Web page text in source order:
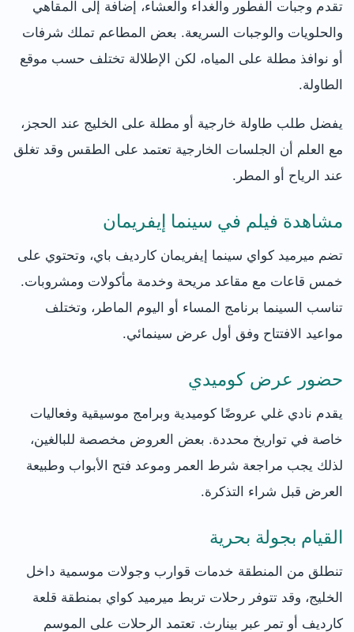
تقدم وجبات الفطور والغداء والعشاء، إضافة إلى المقاهي
والحلويات والوجبات السريعة. بعض المطاعم تملك شرفات
أو نوافذ مطلة على المياه، لكن الإطلالة تختلف حسب موقع
الطاولة.
يفضل طلب طاولة خارجية أو مطلة على الخليج عند الحجز،
مع العلم أن الجلسات الخارجية تعتمد على الطقس وقد تغلق
عند الرياح أو المطر.
مشاهدة فيلم في سينما إيفريمان
تضم ميرميد كواي سينما إيفريمان كارديف باي، وتحتوي على
خمس قاعات مع مقاعد مريحة وخدمة مأكولات ومشروبات.
تناسب السينما برنامج المساء أو اليوم الماطر، وتختلف
مواعيد الافتتاح وفق أول عرض سينمائي.
حضور عرض كوميدي
يقدم نادي غلي عروضًا كوميدية وبرامج موسيقية وفعاليات
خاصة في تواريخ محددة. بعض العروض مخصصة للبالغين،
لذلك يجب مراجعة شرط العمر وموعد فتح الأبواب وطبيعة
العرض قبل شراء التذكرة.
القيام بجولة بحرية
تنطلق من المنطقة خدمات قوارب وجولات موسمية داخل
الخليج، وقد تتوفر رحلات تربط ميرميد كواي بمنطقة قلعة
كارديف أو تمر عبر بينارث. تعتمد الرحلات على الموسم